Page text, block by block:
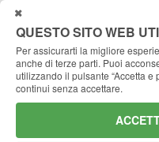
Home Case History
QUESTO SITO WEB
Per assicurarti la migliore
anche di terze parti. Puoi
utilizzando il pulsante “Accetta e
continui senza accettare.
CHIUDI